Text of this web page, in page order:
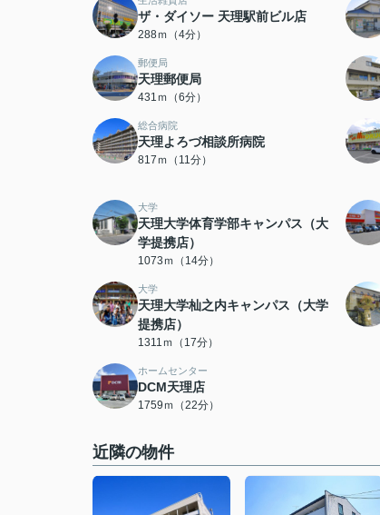
ザ・ダイソー 天理駅前ビル店
288ｍ（4分）
郵便局
天理郵便局
431ｍ（6分）
総合病院
天理よろづ相談所病院
817ｍ（11分）
大学
天理大学体育学部キャンパス（大
学提携店）
1073ｍ（14分）
大学
天理大学杣之内キャンパス（大学
提携店）
1311ｍ（17分）
ホームセンター
DCM天理店
1759ｍ（22分）
近隣の物件